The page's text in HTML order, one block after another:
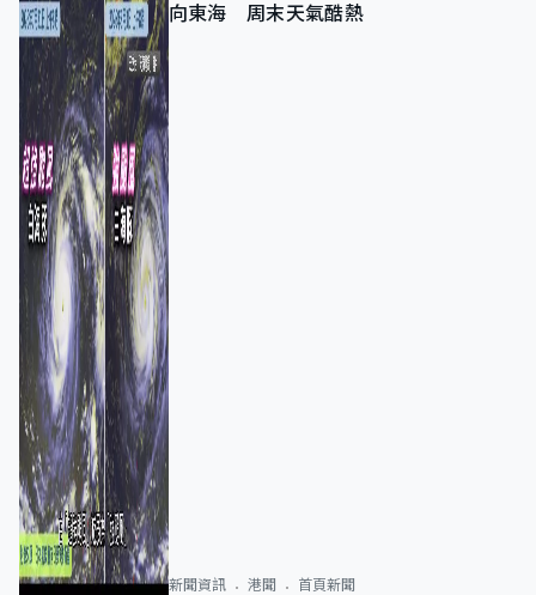
向東海 周末天氣酷熱
新聞資訊 港聞 首頁新聞